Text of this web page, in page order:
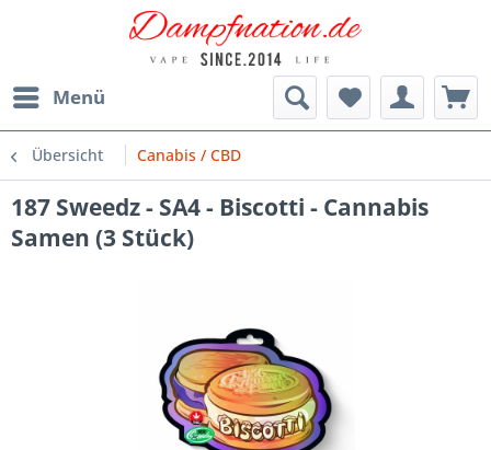
Menü
Übersicht Canabis / CBD
187 Sweedz - SA4 - Biscotti - Cannabis
Samen (3 Stück)